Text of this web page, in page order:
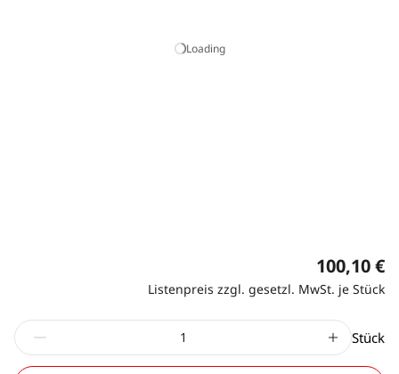
Loading
100,10 €
Listenpreis zzgl. gesetzl. MwSt. je Stück
Stück